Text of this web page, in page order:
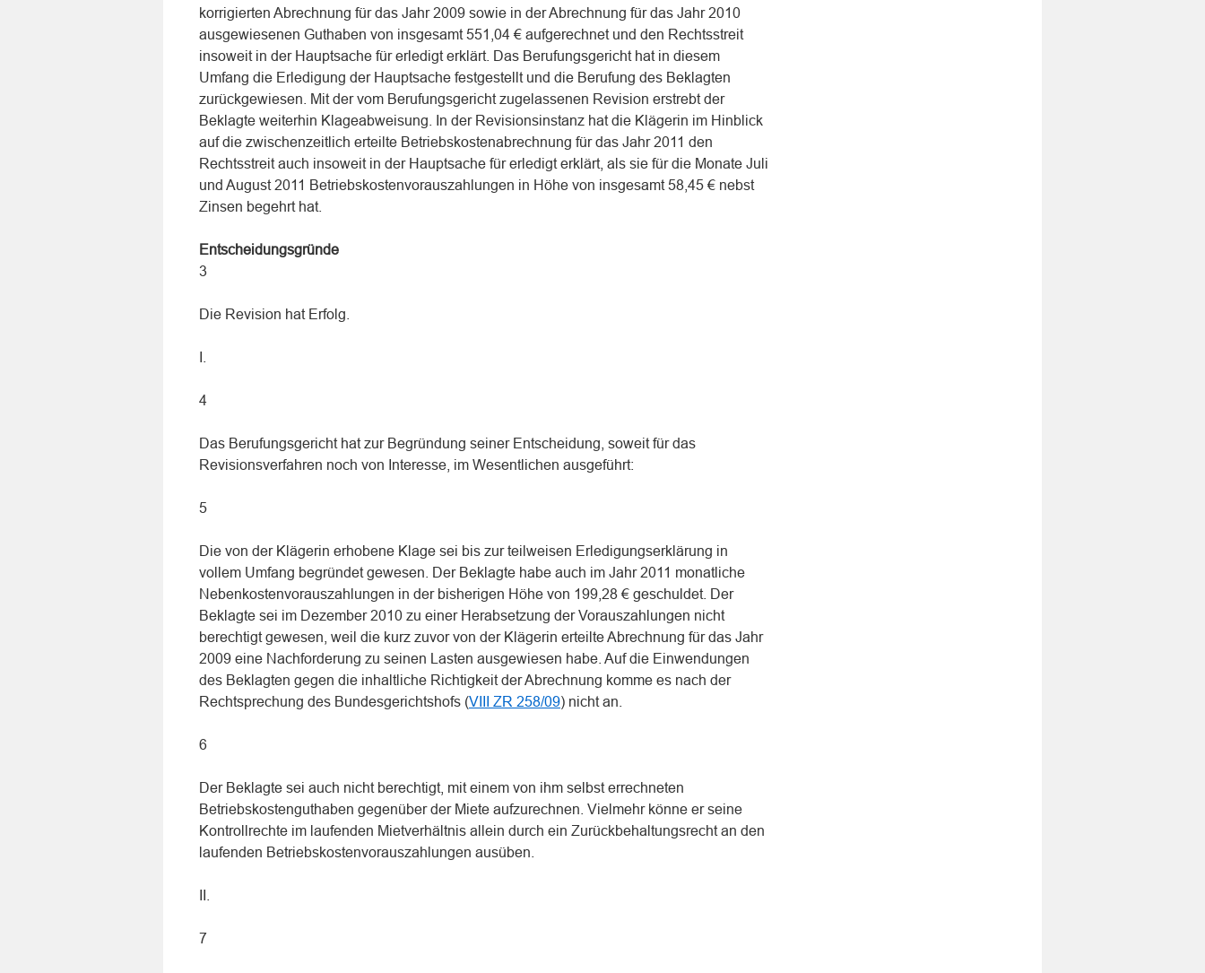
korrigierten Abrechnung für das Jahr 2009 sowie in der Abrechnung für das Jahr 2010
ausgewiesenen Guthaben von insgesamt 551,04 € aufgerechnet und den Rechtsstreit
insoweit in der Hauptsache für erledigt erklärt. Das Berufungsgericht hat in diesem
Umfang die Erledigung der Hauptsache festgestellt und die Berufung des Beklagten
zurückgewiesen. Mit der vom Berufungsgericht zugelassenen Revision erstrebt der
Beklagte weiterhin Klageabweisung. In der Revisionsinstanz hat die Klägerin im Hinblick
auf die zwischenzeitlich erteilte Betriebskostenabrechnung für das Jahr 2011 den
Rechtsstreit auch insoweit in der Hauptsache für erledigt erklärt, als sie für die Monate Juli
und August 2011 Betriebskostenvorauszahlungen in Höhe von insgesamt 58,45 € nebst
Zinsen begehrt hat.
Entscheidungsgründe
3
Die Revision hat Erfolg.
4
Das Berufungsgericht hat zur Begründung seiner Entscheidung, soweit für das
Revisionsverfahren noch von Interesse, im Wesentlichen ausgeführt:
5
Die von der Klägerin erhobene Klage sei bis zur teilweisen Erledigungserklärung in
vollem Umfang begründet gewesen. Der Beklagte habe auch im Jahr 2011 monatliche
Nebenkostenvorauszahlungen in der bisherigen Höhe von 199,28 € geschuldet. Der
Beklagte sei im Dezember 2010 zu einer Herabsetzung der Vorauszahlungen nicht
berechtigt gewesen, weil die kurz zuvor von der Klägerin erteilte Abrechnung für das Jahr
2009 eine Nachforderung zu seinen Lasten ausgewiesen habe. Auf die Einwendungen
des Beklagten gegen die inhaltliche Richtigkeit der Abrechnung komme es nach der
Rechtsprechung des Bundesgerichtshofs (VIII ZR 258/09) nicht an.
6
Der Beklagte sei auch nicht berechtigt, mit einem von ihm selbst errechneten
Betriebskostenguthaben gegenüber der Miete aufzurechnen. Vielmehr könne er seine
Kontrollrechte im laufenden Mietverhältnis allein durch ein Zurückbehaltungsrecht an den
laufenden Betriebskostenvorauszahlungen ausüben.
7